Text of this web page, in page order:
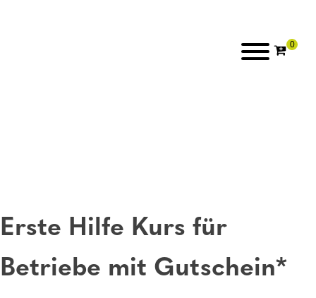
Erste Hilfe Kurs für
Betriebe mit Gutschein*